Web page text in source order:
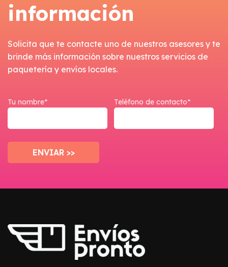
información
Solicita que te contacte uno de nuestros asesores y te
brinde más información sobre nuestros servicios de
paquetería y envíos locales.
Tu nombre* Teléfono de contacto*